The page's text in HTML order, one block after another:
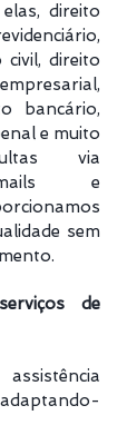
direito
direito
bancário,
e muito
via
mails e
sem
de
adaptando-